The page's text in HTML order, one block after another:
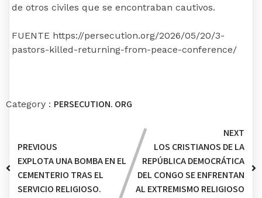
de otros civiles que se encontraban cautivos.
FUENTE https://persecution.org/2026/05/20/3-
pastors-killed-returning-from-peace-conference/
Category : PERSECUTION. ORG
PREVIOUS
EXPLOTA UNA BOMBA EN EL
CEMENTERIO TRAS EL
SERVICIO RELIGIOSO.
NEXT
LOS CRISTIANOS DE LA
REPÚBLICA DEMOCRÁTICA
DEL CONGO SE ENFRENTAN
AL EXTREMISMO RELIGIOSO